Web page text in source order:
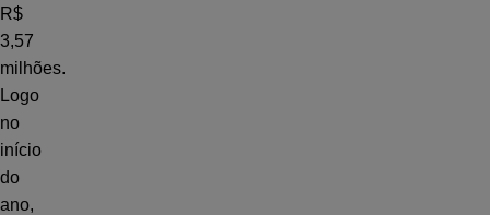
R$
3,57
milhões.
Logo
no
início
do
ano,